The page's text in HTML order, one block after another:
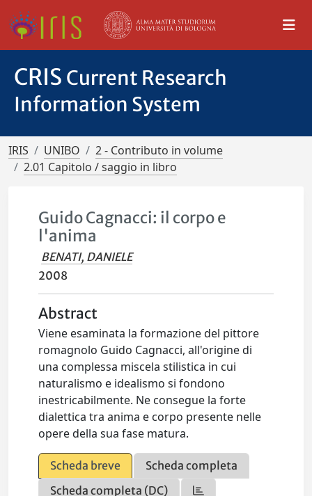
CRIS Current Research
Information System
IRIS UNIBO
2 - Contributo in volume
2.01 Capitolo / saggio in libro
Guido Cagnacci: il corpo e
l'anima
BENATI, DANIELE
2008
Abstract
Viene esaminata la formazione del pittore
romagnolo Guido Cagnacci, all'origine di
una complessa miscela stilistica in cui
naturalismo e idealismo si fondono
inestricabilmente. Ne consegue la forte
dialettica tra anima e corpo presente nelle
opere della sua fase matura.
Scheda breve
Scheda completa
Scheda completa (DC)